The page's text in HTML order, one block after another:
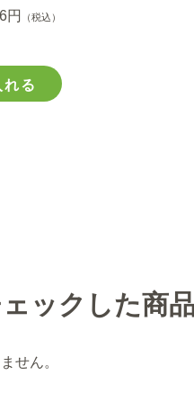
円
（税込）
れる
ックした商品
せん。